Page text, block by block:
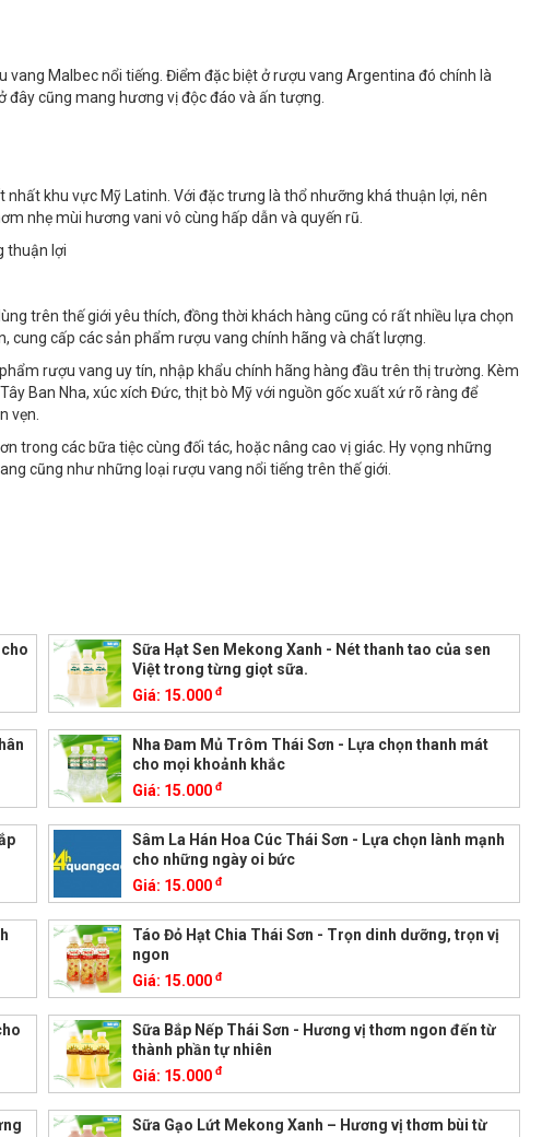
Malbec nổi tiếng. Điểm đặc biệt ở rượu vang Argentina đó chính là
cũng mang hương vị độc đáo và ấn tượng.
khu vực Mỹ Latinh. Với đặc trưng là thổ nhưỡng khá thuận lợi, nên
nhẹ mùi hương vani vô cùng hấp dẫn và quyến rũ.
thuận lợi
trên thế giới yêu thích, đồng thời khách hàng cũng có rất nhiều lựa chọn
cung cấp các sản phẩm rượu vang chính hãng và chất lượng.
rượu vang uy tín, nhập khẩu chính hãng hàng đầu trên thị trường. Kèm
Ban Nha, xúc xích Đức, thịt bò Mỹ với nguồn gốc xuất xứ rõ ràng để
vẹn.
trong các bữa tiệc cùng đối tác, hoặc nâng cao vị giác. Hy vọng những
cũng như những loại rượu vang nổi tiếng trên thế giới.
Sữa Hạt Sen Mekong Xanh - Nét thanh tao của sen
Việt trong từng giọt sữa.
Giá: 15.000đ
Nha Đam Mủ Trôm Thái Sơn - Lựa chọn thanh mát
cho mọi khoảnh khắc
Giá: 15.000đ
Sâm La Hán Hoa Cúc Thái Sơn - Lựa chọn lành mạnh
cho những ngày oi bức
Giá: 15.000đ
Táo Đỏ Hạt Chia Thái Sơn - Trọn dinh dưỡng, trọn vị
ngon
Giá: 15.000đ
Sữa Bắp Nếp Thái Sơn - Hương vị thơm ngon đến từ
thành phần tự nhiên
Giá: 15.000đ
Sữa Gạo Lứt Mekong Xanh – Hương vị thơm bùi từ